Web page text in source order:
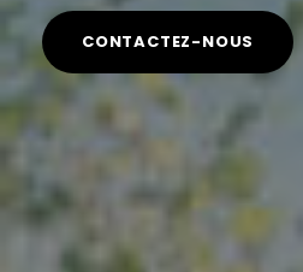
CONTACTEZ-NOUS